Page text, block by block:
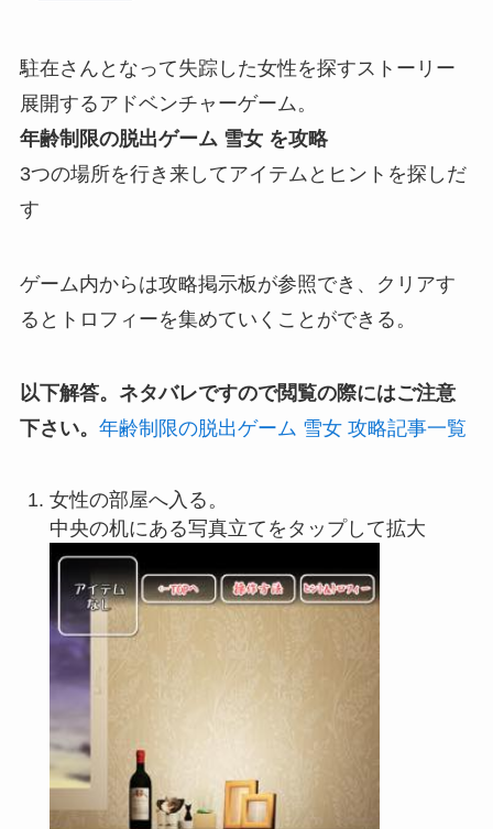
駐在さんとなって失踪した女性を探すストーリー
展開するアドベンチャーゲーム。
年齢制限の脱出ゲーム 雪女 を攻略
3つの場所を行き来してアイテムとヒントを探しだ
す
ゲーム内からは攻略掲示板が参照でき、クリアす
るとトロフィーを集めていくことができる。
以下解答。ネタバレですので閲覧の際にはご注意
下さい。 年齢制限の脱出ゲーム 雪女 攻略記事一覧
女性の部屋へ入る。
中央の机にある写真立てをタップして拡大